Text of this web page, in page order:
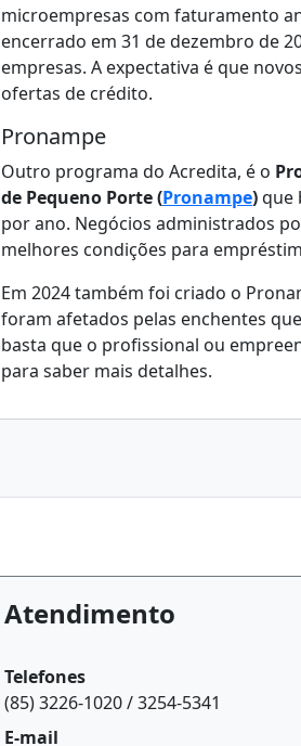
microempresas com faturamento
encerrado em 31 de dezembro de
empresas. A expectativa é que
ofertas de crédito.
Pronampe
Outro programa do Acredita, é o
de Pequeno Porte (Pronampe)que
por ano. Negócios administrados
melhores condições para
Em 2024 também foi criado o
foram afetados pelas enchentes
basta que o profissional ou
para saber mais detalhes.
Atendimento
Telefones
(85) 3226-1020 / 3254-5341
E-mail